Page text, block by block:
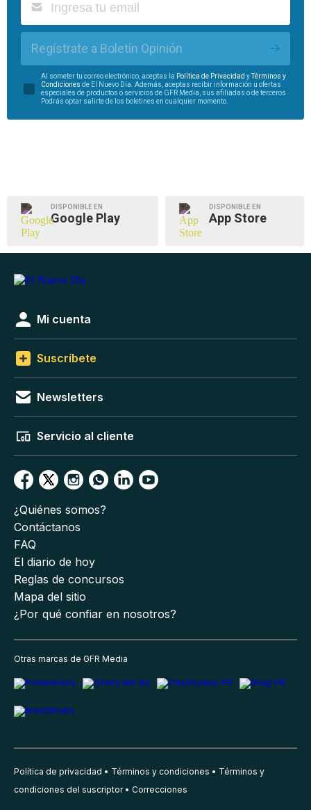
Regístrate a Boletín Opinión
Al someter tu correo electrónico, aceptas la Política de Privacidad yTérminos y
Condiciones de El Nuevo Día. Además, aceptas recibir información u ofertas
especiales de productos o servicios de GFR Media, sus afiliadas o de terceros.
Podrás optar salirte de los boletines en cualquier momento.
DISPONIBLE EN
Google Play
DISPONIBLE EN
App Store
Mi cuenta
Suscríbete
Newsletters
Servicio al cliente
¿Quiénes somos?
Contáctanos
FAQ
El diario de hoy
Reglas de concursos
Mapa del sitio
¿Por qué confiar en nosotros?
Otras marcas de GFR Media
Política de privacidad Términos y condiciones
Términos y
condiciones del suscriptor
Correcciones